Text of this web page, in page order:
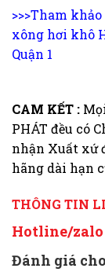
>>>Tham khảo
xông hơi khô
Quận 1
CAM KẾT :
PHÁT đều có
nhận Xuất xứ
hãng dài hạn
THÔNG TIN
Hotline/zalo
Đánh giá